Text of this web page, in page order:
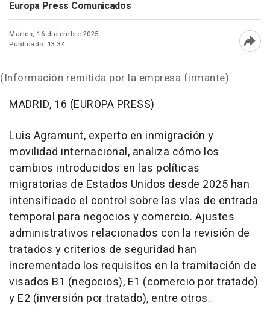
Europa Press Comunicados
Martes, 16 diciembre 2025
Publicado: 13:34
(Información remitida por la empresa firmante)
MADRID, 16 (EUROPA PRESS)
Luis Agramunt, experto en inmigración y
movilidad internacional, analiza cómo los
cambios introducidos en las políticas
migratorias de Estados Unidos desde 2025 han
intensificado el control sobre las vías de entrada
temporal para negocios y comercio. Ajustes
administrativos relacionados con la revisión de
tratados y criterios de seguridad han
incrementado los requisitos en la tramitación de
visados B1 (negocios), E1 (comercio por tratado)
y E2 (inversión por tratado), entre otros.